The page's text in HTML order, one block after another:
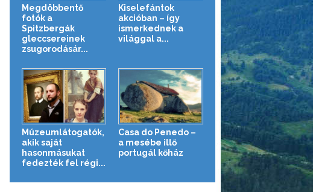
Megdöbbentő
fotók a
Spitzbergák
gleccsereinek
zsugorodásár...
Kiselefántok
akcióban – így
ismerkednek a
világgal a...
Múzeumlátogatók,
akik saját
hasonmásukat
fedezték fel régi...
Casa do Penedo –
a mesébe illő
portugál kőház